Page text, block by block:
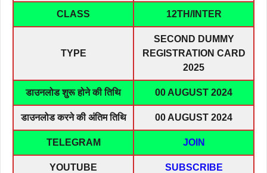
CLASS 12TH/INTER
TYPE
SECOND DUMMY
REGISTRATION CARD
2025
डाउनलोड शुरू होने की तिथि 00 AUGUST 2024
डाउनलोड करने की अंतिम तिथि 00 AUGUST 2024
TELEGRAM JOIN
YOUTUBE SUBSCRIBE